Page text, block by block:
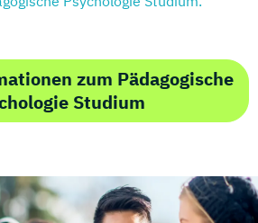
zum Pädagogische
Studium